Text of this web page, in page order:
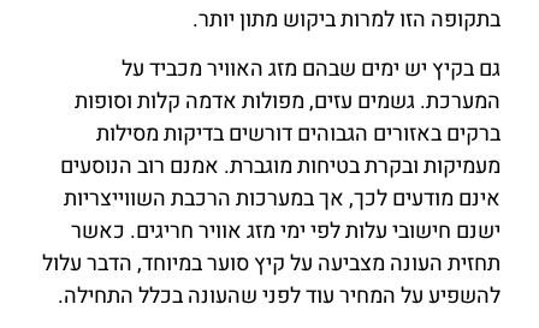
בתקופה הזו למרות ביקוש מתון יותר.
גם בקיץ יש ימים שבהם מזג האוויר מכביד על
המערכת. גשמים עזים, מפולות אדמה קלות וסופות
ברקים באזורים הגבוהים דורשים בדיקות מסילות
מעמיקות ובקרת בטיחות מוגברת. אמנם רוב הנוסעים
אינם מודעים לכך, אך במערכות הרכבת השווייצריות
ישנם חישובי עלות לפי ימי מזג אוויר חריגים. כאשר
תחזית העונה מצביעה על קיץ סוער במיוחד, הדבר עלול
להשפיע על המחיר עוד לפני שהעונה בכלל התחילה.